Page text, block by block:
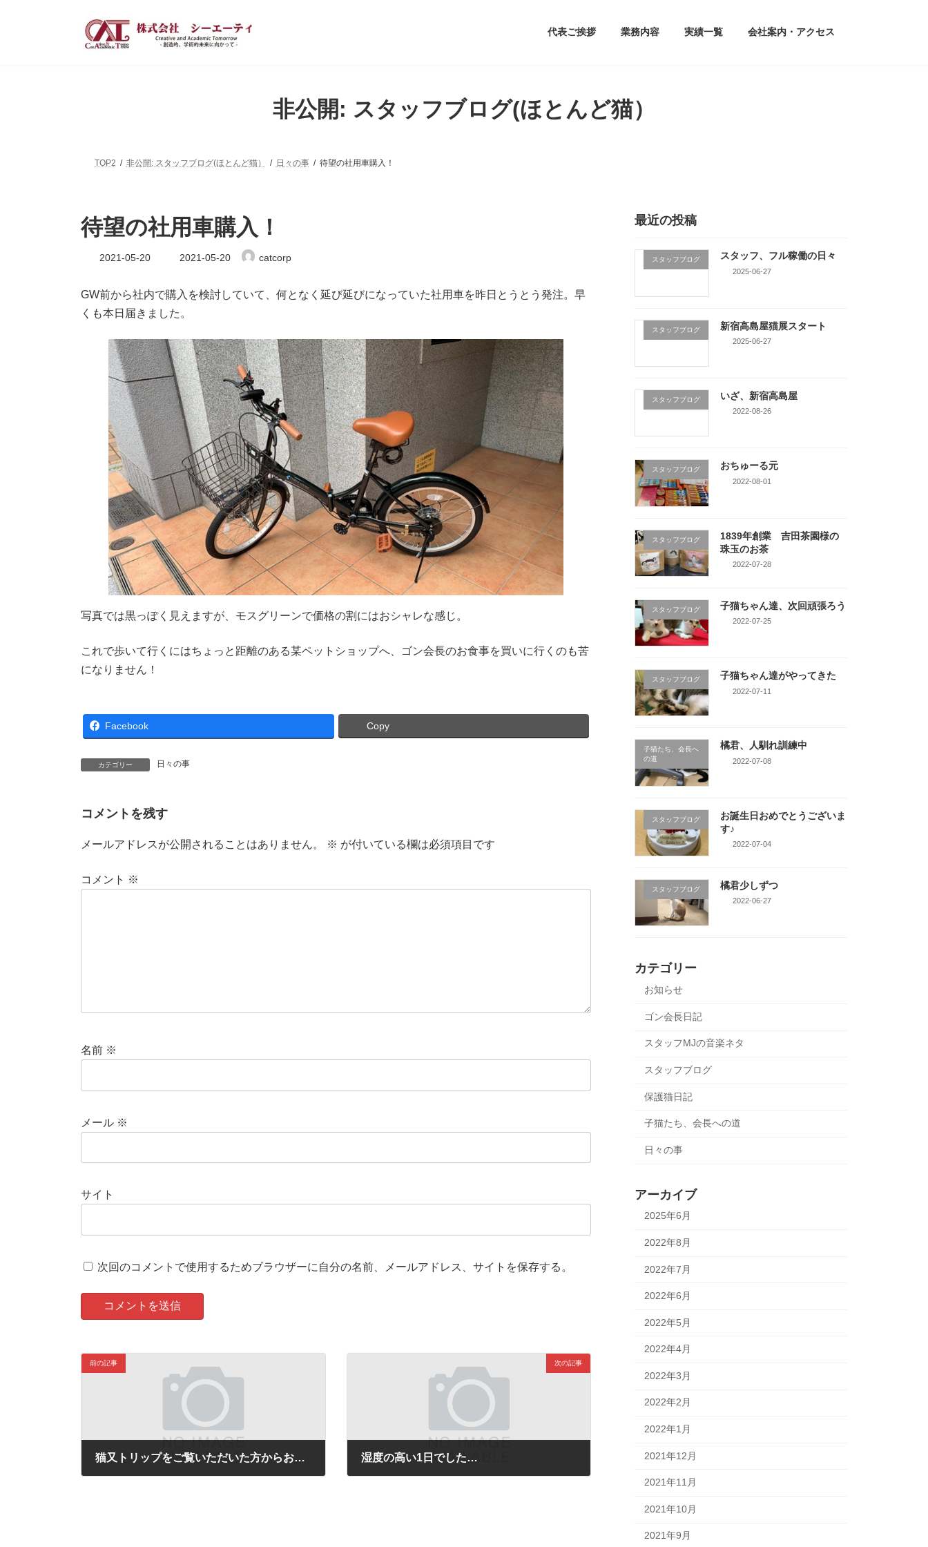
代表ご挨拶 業務内容 実績一覧 会社案内・アクセス
非公開: スタッフブログ(ほとんど猫）
TOP2 非公開: スタッフブログ(ほとんど猫） 日々の事 待望の社用車購入！
待望の社用車購入！
2021-05-20
最
終
新
日
時
2021-05-20 catcorp
GW前から社内で購入を検討していて、何となく延び延びになっていた社用車を昨日とうとう発注。早
くも本日届きました。
写真では黒っぽく見えますが、モスグリーンで価格の割にはおシャレな感じ。
これで歩いて行くにはちょっと距離のある某ペットショップへ、ゴン会長のお食事を買いに行くのも苦
になりません！
Facebook Copy
カテゴリー 日々の事
コメントを残す
メールアドレスが公開されることはありません。 ※ が付いている欄は必須項目です
コメント ※
名前 ※
メール ※
サイト
次回のコメントで使用するためブラウザーに自分の名前、メールアドレス、サイトを保存する。
前の記事
猫又トリップをご覧いただいた方からお問い合わせをいただきました。
次の記事
湿度の高い1日でした…
最近の投稿
スタッフブログ スタッフ、フル稼働の日々
2025-06-27
スタッフブログ 新宿高島屋猫展スタート
2025-06-27
スタッフブログ いざ、新宿高島屋
2022-08-26
スタッフブログ おちゅーる元
2022-08-01
スタッフブログ
1839年創業 吉田茶園様の
珠玉のお茶
2022-07-28
スタッフブログ 子猫ちゃん達、次回頑張ろう
2022-07-25
スタッフブログ 子猫ちゃん達がやってきた
2022-07-11
子猫たち、会長へ
の道
橘君、人馴れ訓練中
2022-07-08
スタッフブログ
お誕生日おめでとうございま
す♪
2022-07-04
スタッフブログ 橘君少しずつ
2022-06-27
カテゴリー
お知らせ
ゴン会長日記
スタッフMJの音楽ネタ
スタッフブログ
保護猫日記
子猫たち、会長への道
日々の事
アーカイブ
2025年6月
2022年8月
2022年7月
2022年6月
2022年5月
2022年4月
2022年3月
2022年2月
2022年1月
2021年12月
2021年11月
2021年10月
2021年9月